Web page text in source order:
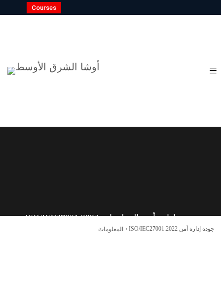
Courses
ISO/IEC27001:2022 جودة إدارة أمن المعلومات
›courses › ISO/IEC27001:2022 جودة إدارة أمن المعلومات